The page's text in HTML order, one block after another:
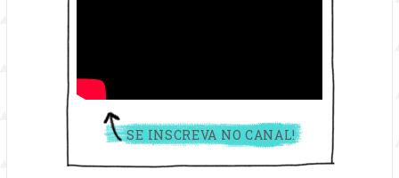
SE INSCREVA NO CANAL!